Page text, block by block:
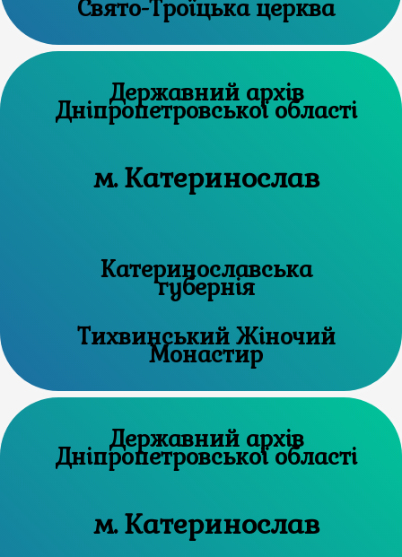
Свято-Троїцька церква
Державний архів
Дніпропетровської області
м. Катеринослав
Катеринославська
губернія
Тихвинський Жіночий
Монастир
Державний архів
Дніпропетровської області
м. Катеринослав